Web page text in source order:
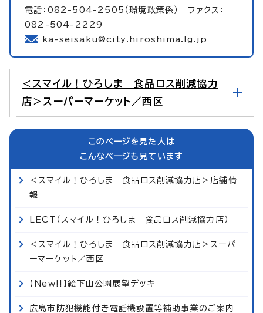
電話：082-504-2505（環境政策係） ファクス：
082-504-2229
ka-seisaku@city.hiroshima.lg.jp
＜スマイル！ひろしま 食品ロス削減協力
店＞スーパーマーケット／西区
このページを見た人は
こんなページも見ています
＜スマイル！ひろしま 食品ロス削減協力店＞店舗情
報
LECT（スマイル！ひろしま 食品ロス削減協力店）
＜スマイル！ひろしま 食品ロス削減協力店＞スーパ
ーマーケット／西区
【New!!】絵下山公園展望デッキ
広島市防犯機能付き電話機設置等補助事業のご案内